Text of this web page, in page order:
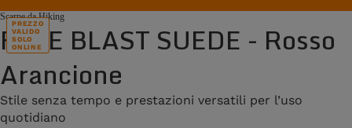
PREZZO
VALIDO
SOLO
ONLINE
Scarpe da Hiking
FREE BLAST SUEDE - Rosso
Arancione
Stile senza tempo e prestazioni versatili per l’uso
quotidiano